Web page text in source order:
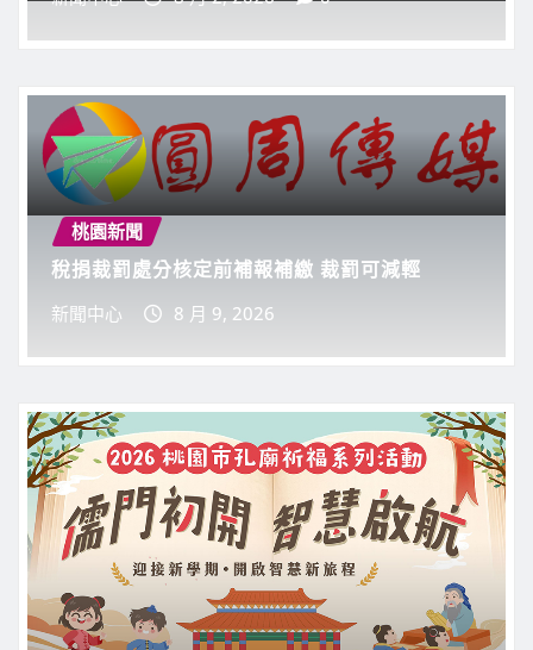
今日焦點 桃園新聞
桃市表揚179個淨零永
新聞中心 8 月 6, 2026 0
桃園新聞
稅捐裁罰處分核定前補報補繳 裁罰可減輕
新聞中心
8 月 9, 2026